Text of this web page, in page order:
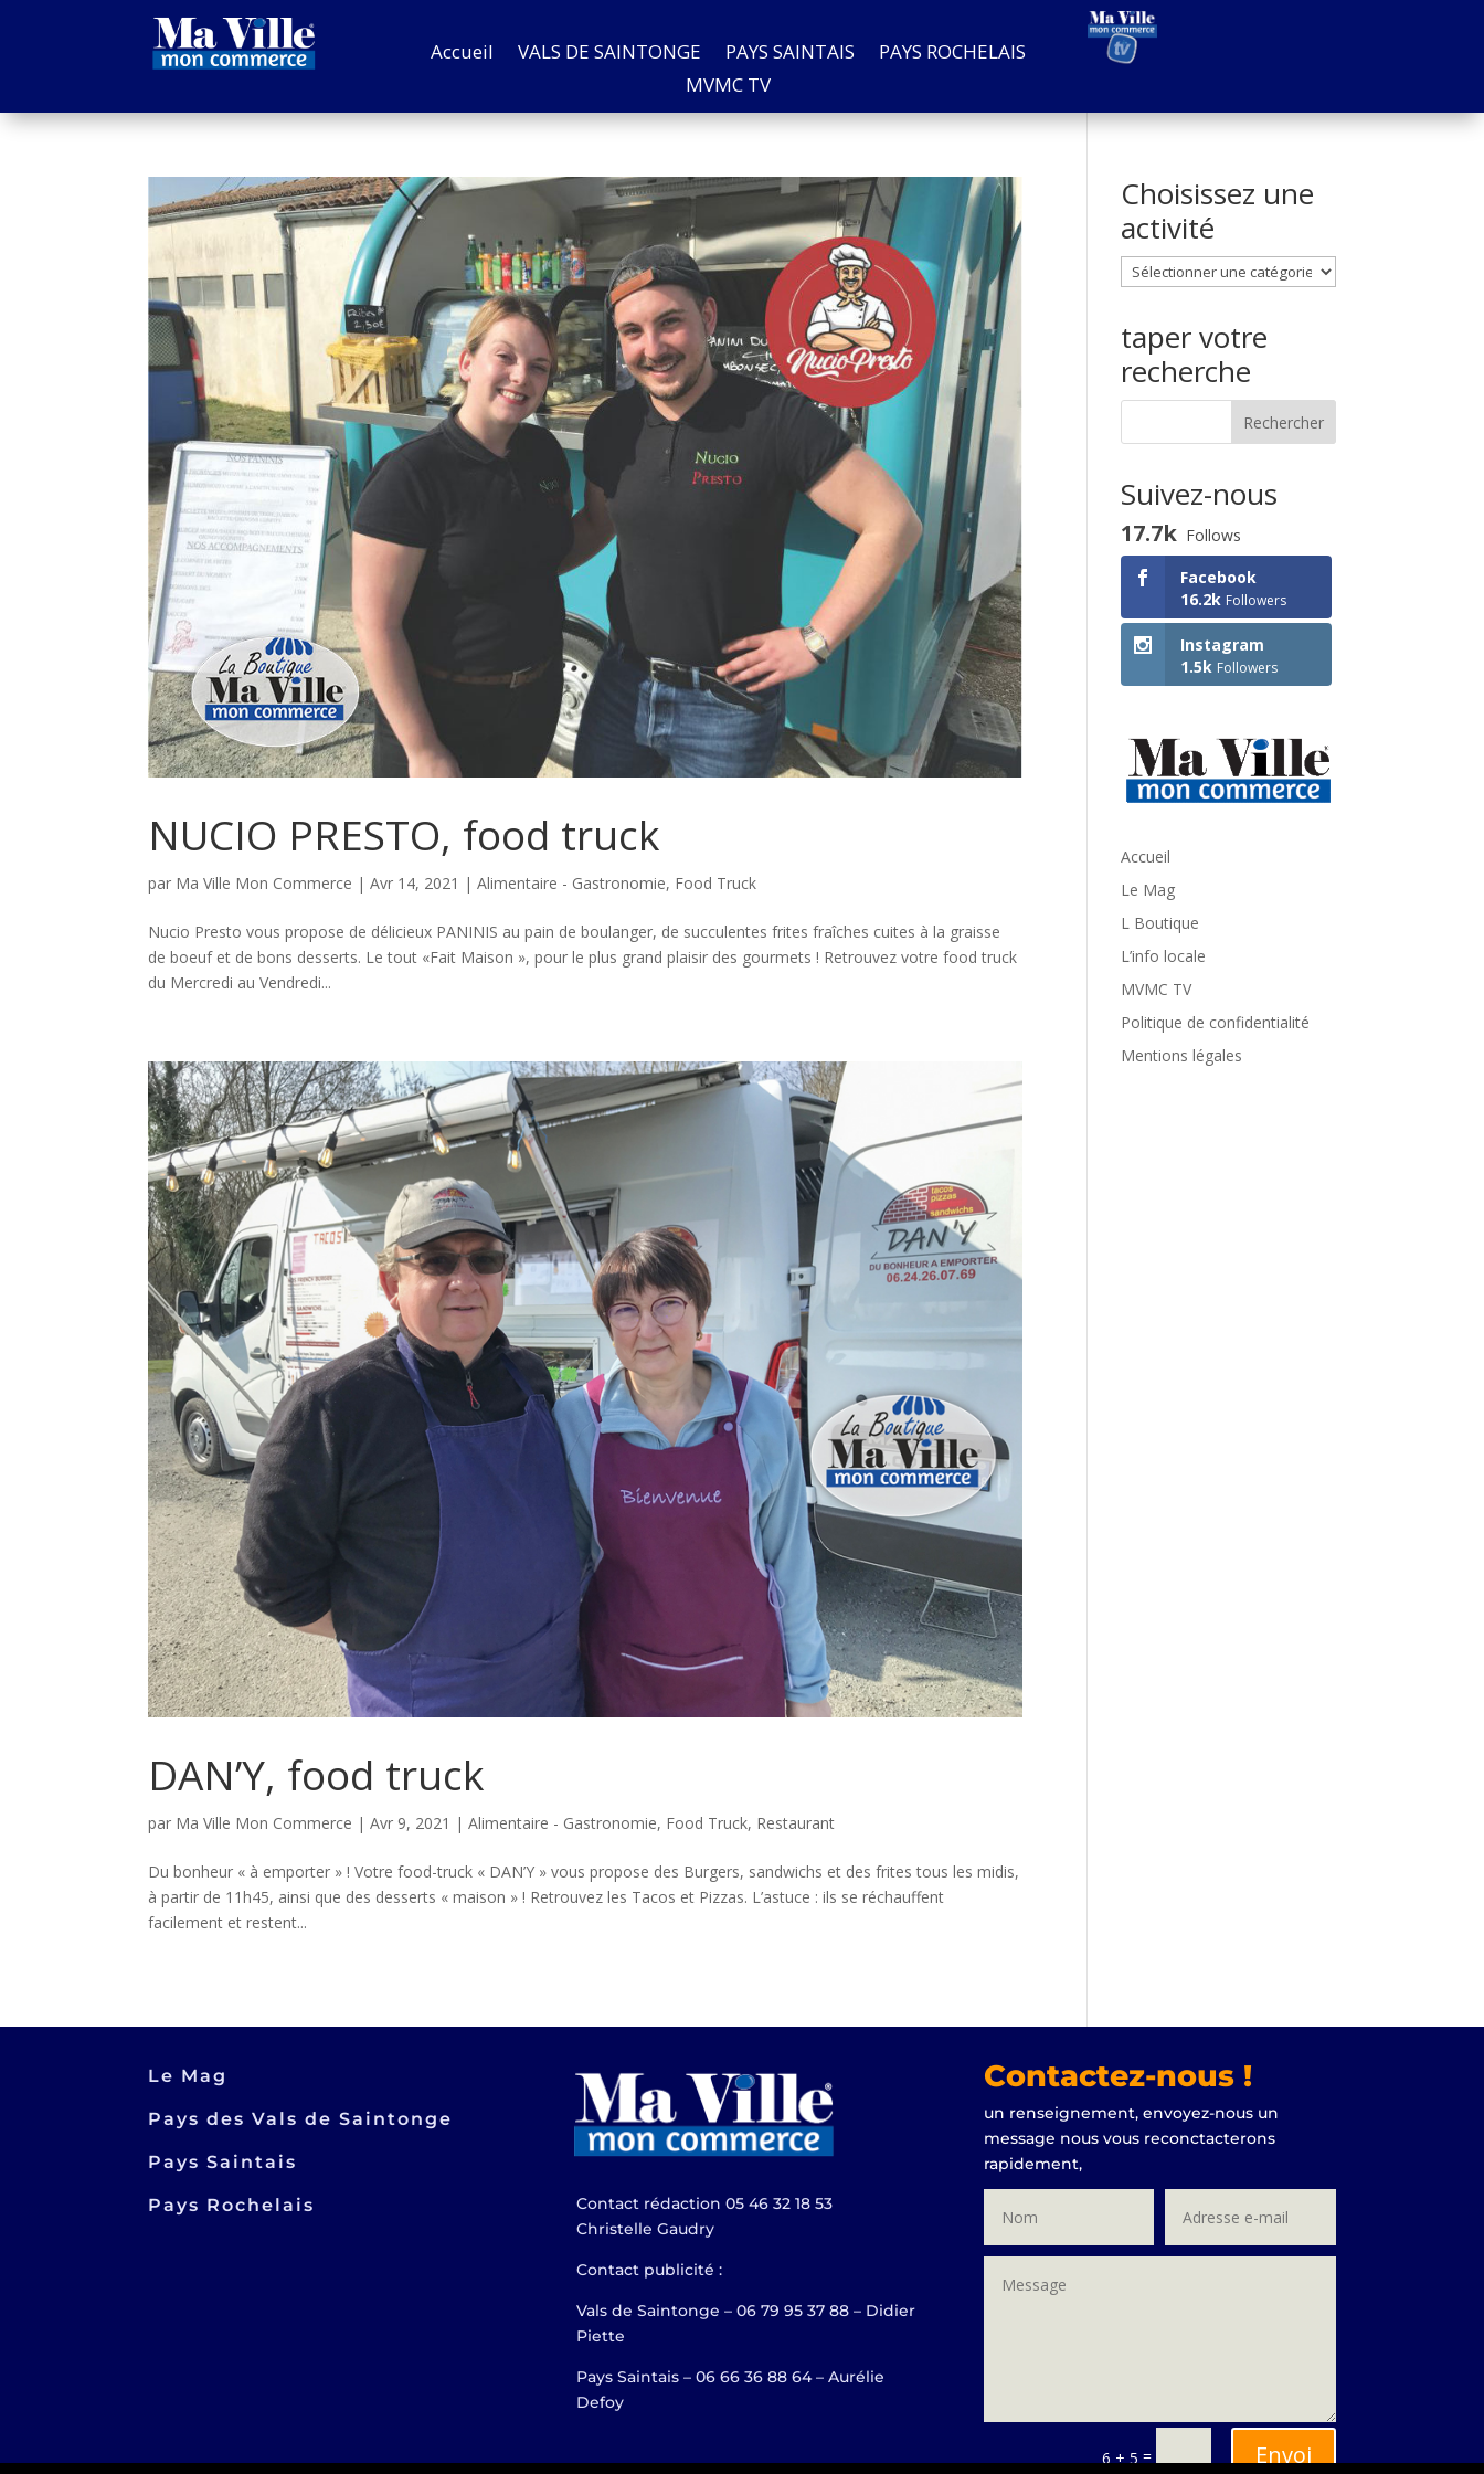
Accueil VALS DE SAINTONGE PAYS SAINTAIS
PAYS ROCHELAIS
MVMC TV
NUCIO PRESTO, food truck
par Ma Ville Mon Commerce |Avr 14, 2021 |Alimentaire - Gastronomie, Food Truck
Nucio Presto vous propose de délicieux PANINIS au pain de boulanger, de succulentes frites fraîches cuites à la graisse
de boeuf et de bons desserts. Le tout «Fait Maison », pour le plus grand plaisir des gourmets ! Retrouvez votre food truck
du Mercredi au Vendredi...
DAN’Y, food truck
par Ma Ville Mon Commerce |Avr 9, 2021 |Alimentaire - Gastronomie, Food Truck, Restaurant
Du bonheur « à emporter » ! Votre food-truck « DAN’Y » vous propose des Burgers, sandwichs et des frites tous les midis,
à partir de 11h45, ainsi que des desserts « maison » ! Retrouvez les Tacos et Pizzas. L’astuce : ils se réchauffent
facilement et restent...
Choisissez une
activité
Choisissez
une
taper votre
recherche
Suivez-nous
17.7k Follows
Facebook
16.2k Followers
Instagram
1.5k Followers
Accueil
Le Mag
L Boutique
L’info locale
MVMC TV
Politique de confidentialité
Mentions légales
Le Mag
Pays des Vals de Saintonge
Pays Saintais
Pays Rochelais
Contact rédaction 05 46 32 18 53
Christelle Gaudry
Contact publicité :
Vals de Saintonge – 06 79 95 37 88 – Didier
Piette
Pays Saintais – 06 66 36 88 64 – Aurélie
Defoy
Contactez-nous !
un renseignement, envoyez-nous un
message nous vous reconctacterons
rapidement,
6 + 5 = Envoi